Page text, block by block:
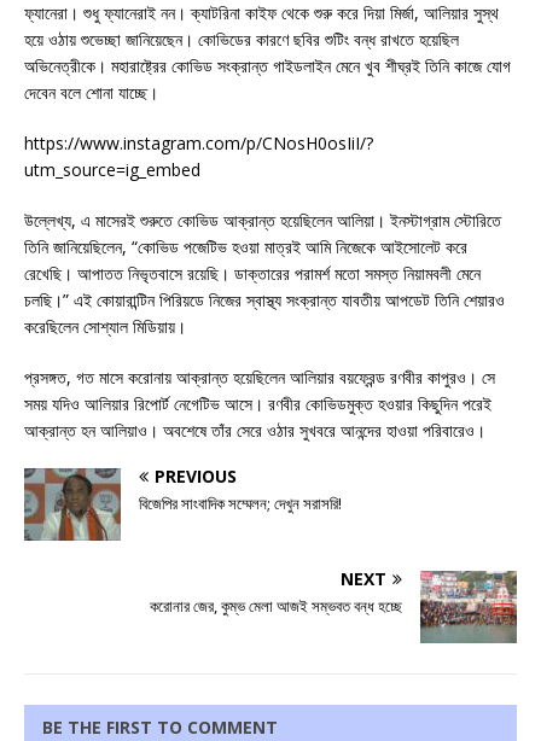
ফ্যানেরা। শুধু ফ্যানেরাই নন। ক্যাটরিনা কাইফ থেকে শুরু করে দিয়া মির্জা, আলিয়ার সুস্থ
হয়ে ওঠায় শুভেচ্ছা জানিয়েছেন। কোভিডের কারণে ছবির শুটিং বন্ধ রাখতে হয়েছিল
অভিনেত্রীকে। মহারাষ্ট্রের কোভিড সংক্রান্ত গাইডলাইন মেনে খুব শীঘ্রই তিনি কাজে যোগ
দেবেন বলে শোনা যাচ্ছে।
https://www.instagram.com/p/CNosH0osIiI/?
utm_source=ig_embed
উল্লেখ্য, এ মাসেরই শুরুতে কোভিড আক্রান্ত হয়েছিলেন আলিয়া। ইনস্টাগ্রাম স্টোরিতে
তিনি জানিয়েছিলেন, “কোভিড পজেটিভ হওয়া মাত্রই আমি নিজেকে আইসোলেট করে
রেখেছি। আপাতত নিভৃতবাসে রয়েছি। ডাক্তারের পরামর্শ মতো সমস্ত নিয়ামবলী মেনে
চলছি।” এই কোয়ারান্টিন পিরিয়ডে নিজের স্বাস্থ্য সংক্রান্ত যাবতীয় আপডেট তিনি শেয়ারও
করেছিলেন সোশ্যাল মিডিয়ায়।
প্রসঙ্গত, গত মাসে করোনায় আক্রান্ত হয়েছিলেন আলিয়ার বয়ফ্রেন্ড রণবীর কাপুরও। সে
সময় যদিও আলিয়ার রিপোর্ট নেগেটিভ আসে। রণবীর কোভিডমুক্ত হওয়ার কিছুদিন পরেই
আক্রান্ত হন আলিয়াও। অবশেষে তাঁর সেরে ওঠার সুখবরে আনন্দের হাওয়া পরিবারেও।
PREVIOUS
বিজেপির সাংবাদিক সম্মেলন; দেখুন সরাসরি!
NEXT
করোনার জের, কুম্ভ মেলা আজই সম্ভবত বন্ধ হচ্ছে
BE THE FIRST TO COMMENT